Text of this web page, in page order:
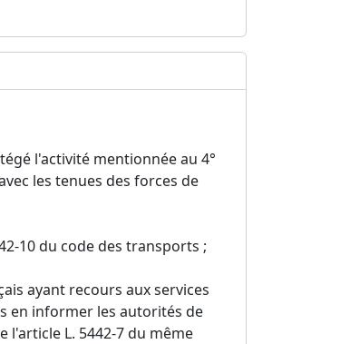
l'activité mentionnée au 4°
les tenues des forces de
10 du code des transports ;
ayant recours aux services
en informer les autorités de
l'article L. 5442-7 du même